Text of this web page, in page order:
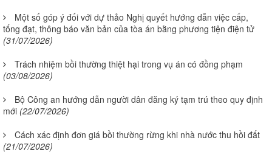
Một số góp ý đối với dự thảo Nghị quyết hướng dẫn việc cấp,
tống đạt, thông báo văn bản của tòa án bằng phương tiện điện tử
(31/07/2026)
Trách nhiệm bồi thường thiệt hại trong vụ án có đồng phạm
(03/08/2026)
Bộ Công an hướng dẫn người dân đăng ký tạm trú theo quy định
mới (22/07/2026)
Cách xác định đơn giá bồi thường rừng khi nhà nước thu hồi đất
(21/07/2026)